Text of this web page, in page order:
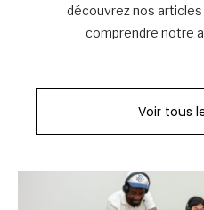
découvrez nos
comprendre notre
Voir tous